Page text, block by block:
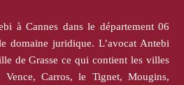
à Cannes dans le département 06
domaine juridique. L’avocat Antebi
de Grasse ce qui contient les villes
Carros, le Tignet, Mougins,